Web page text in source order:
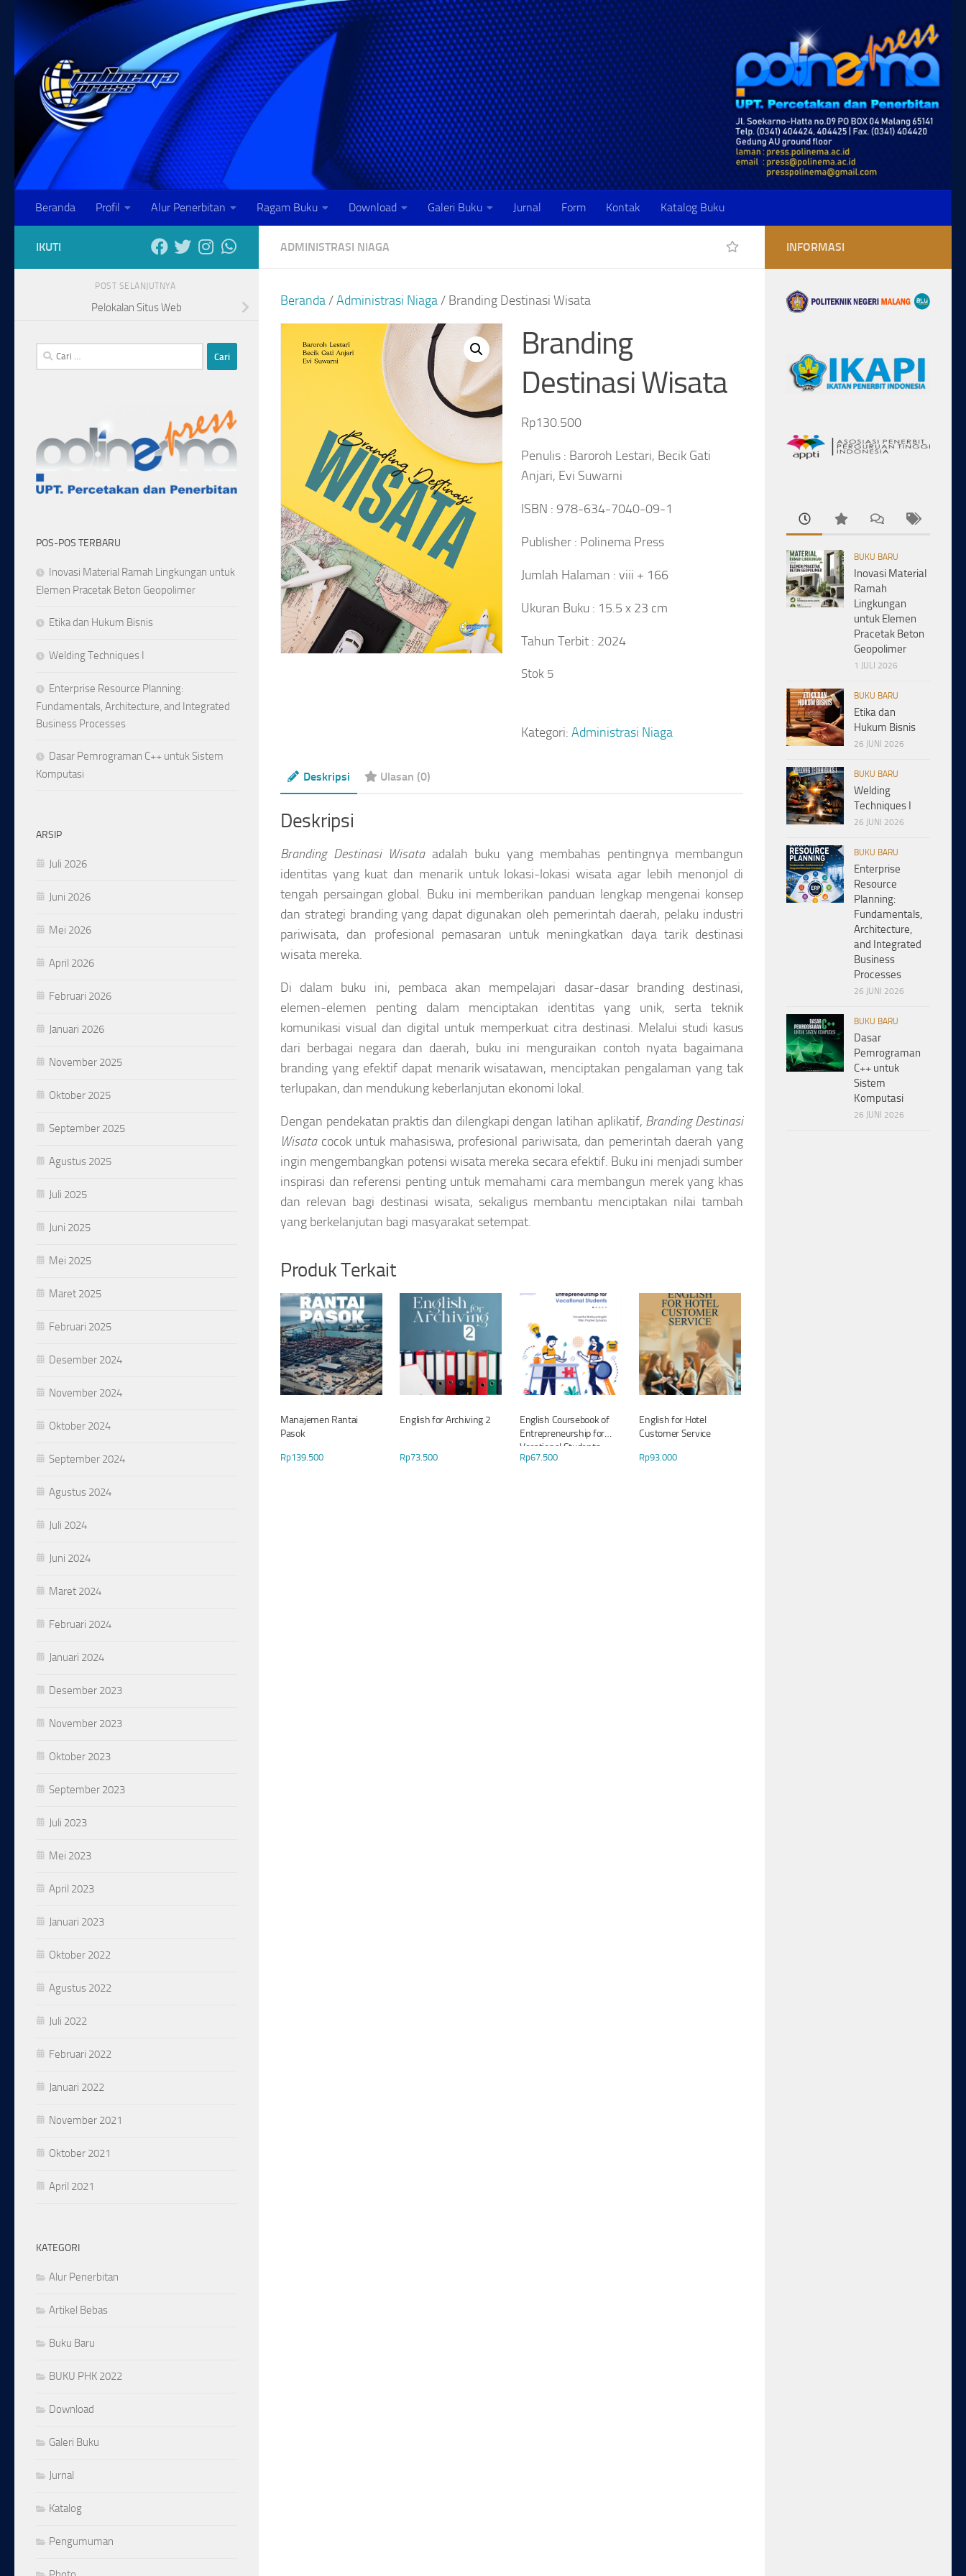
Skip to content
Beranda Profil Alur Penerbitan Ragam Buku Download Galeri Buku Jurnal Form Kontak Katalog Buku
ADMINISTRASI NIAGA
Beranda/Administrasi Niaga/ Branding Destinasi Wisata
Branding
Destinasi Wisata
Rp130.500
Penulis : Baroroh Lestari, Becik Gati
Anjari, Evi Suwarni
ISBN : 978-634-7040-09-1
Publisher : Polinema Press
Jumlah Halaman : viii + 166
Ukuran Buku : 15.5 x 23 cm
Tahun Terbit : 2024
Stok 5
Kategori: Administrasi Niaga
Deskripsi Ulasan (0)
Deskripsi
Branding Destinasi Wisataadalah buku yang membahas pentingnya membangun
identitas yang kuat dan menarik untuk lokasi-lokasi wisata agar lebih menonjol di
tengah persaingan global. Buku ini memberikan panduan lengkap mengenai konsep
dan strategi branding yang dapat digunakan oleh pemerintah daerah, pelaku industri
pariwisata, dan profesional pemasaran untuk meningkatkan daya tarik destinasi
wisata mereka.
Di dalam buku ini, pembaca akan mempelajari dasar-dasar branding destinasi,
elemen-elemen penting dalam menciptakan identitas yang unik, serta teknik
komunikasi visual dan digital untuk memperkuat citra destinasi. Melalui studi kasus
dari berbagai negara dan daerah, buku ini menguraikan contoh nyata bagaimana
branding yang efektif dapat menarik wisatawan, menciptakan pengalaman yang tak
terlupakan, dan mendukung keberlanjutan ekonomi lokal.
Dengan pendekatan praktis dan dilengkapi dengan latihan aplikatif, Branding Destinasi
Wisatacocok untuk mahasiswa, profesional pariwisata, dan pemerintah daerah yang
ingin mengembangkan potensi wisata mereka secara efektif. Buku ini menjadi sumber
inspirasi dan referensi penting untuk memahami cara membangun merek yang khas
dan relevan bagi destinasi wisata, sekaligus membantu menciptakan nilai tambah
yang berkelanjutan bagi masyarakat setempat.
Produk Terkait
Manajemen Rantai
Pasok
Rp139.500
English for Archiving 2
Rp73.500
English Coursebook of
Entrepreneurship for
Vocational Students
Rp67.500
English for Hotel
Customer Service
Rp93.000
IKUTI
POST SELANJUTNYA
Pelokalan Situs Web
Cari
untuk:
POS-POS TERBARU
Inovasi Material Ramah Lingkungan untuk
Elemen Pracetak Beton Geopolimer
Etika dan Hukum Bisnis
Welding Techniques I
Enterprise Resource Planning:
Fundamentals, Architecture, and Integrated
Business Processes
Dasar Pemrograman C++ untuk Sistem
Komputasi
ARSIP
Juli 2026
Juni 2026
Mei 2026
April 2026
Februari 2026
Januari 2026
November 2025
Oktober 2025
September 2025
Agustus 2025
Juli 2025
Juni 2025
Mei 2025
Maret 2025
Februari 2025
Desember 2024
November 2024
Oktober 2024
September 2024
Agustus 2024
Juli 2024
Juni 2024
Maret 2024
Februari 2024
Januari 2024
Desember 2023
November 2023
Oktober 2023
September 2023
Juli 2023
Mei 2023
April 2023
Januari 2023
Oktober 2022
Agustus 2022
Juli 2022
Februari 2022
Januari 2022
November 2021
Oktober 2021
April 2021
KATEGORI
Alur Penerbitan
Artikel Bebas
Buku Baru
BUKU PHK 2022
Download
Galeri Buku
Jurnal
Katalog
Pengumuman
INFORMASI
BUKU BARU
Inovasi Material
Ramah
Lingkungan
untuk Elemen
Pracetak Beton
Geopolimer
1 JULI 2026
BUKU BARU
Etika dan
Hukum Bisnis
26 JUNI 2026
BUKU BARU
Welding
Techniques I
26 JUNI 2026
BUKU BARU
Enterprise
Resource
Planning:
Fundamentals,
Architecture,
and Integrated
Business
Processes
26 JUNI 2026
BUKU BARU
Dasar
Pemrograman
C++ untuk
Sistem
Komputasi
26 JUNI 2026